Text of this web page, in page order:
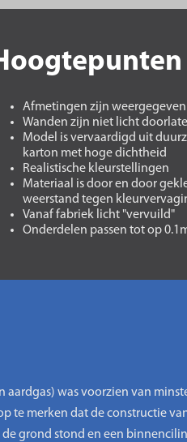
Afmetingen zijn
Wanden zijn niet licht
Model is vervaardigd uit
karton met hoge dichtheid
Realistische kleurstellingen
Materiaal is door en door
weerstand tegen
Vanaf fabriek licht "vervuild"
Onderdelen passen tot op
was voorzien van
te merken dat de constructie
grond stond en een